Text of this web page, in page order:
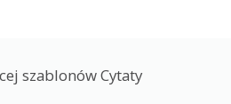
szablonów Cytaty